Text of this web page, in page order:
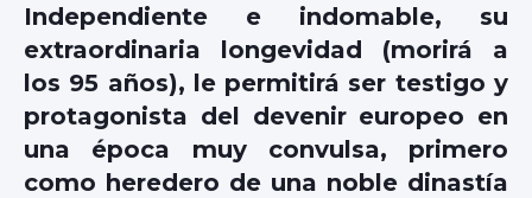
Independiente e indomable, su
extraordinaria longevidad (morirá a
los 95 años), le permitirá ser testigo y
protagonista del devenir europeo en
una época muy convulsa, primero
como heredero de una noble dinastía